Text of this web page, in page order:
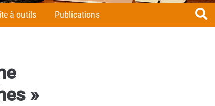
à outils Publications
»